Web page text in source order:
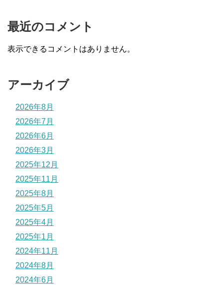
最近のコメント
表示できるコメントはありません。
アーカイブ
2026年8月
2026年7月
2026年6月
2026年3月
2025年12月
2025年11月
2025年8月
2025年5月
2025年4月
2025年1月
2024年11月
2024年8月
2024年6月